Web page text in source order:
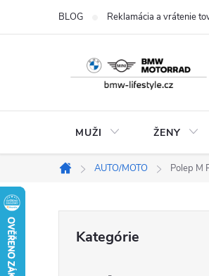
BLOG Reklamácia a vrátenie
MUŽI ŽENY
Domov
AUTO/MOTO Polep M
kategórie
Kategórie